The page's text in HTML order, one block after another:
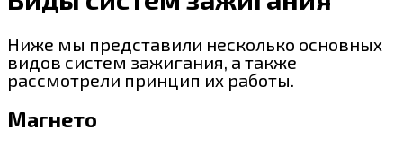
Ниже мы представили несколько основных
видов систем зажигания, а также
рассмотрели принцип их работы.
Магнето